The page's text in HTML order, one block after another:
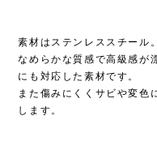
素材はステンレススチール。
なめらかな質感で高級感が
にも対応した素材です。
また傷みにくくサビや変色
します。